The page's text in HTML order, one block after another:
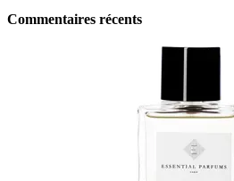
Commentaires récents